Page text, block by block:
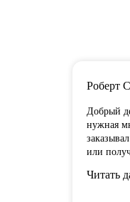
Роберт
Добрый
нужная
или
Читать